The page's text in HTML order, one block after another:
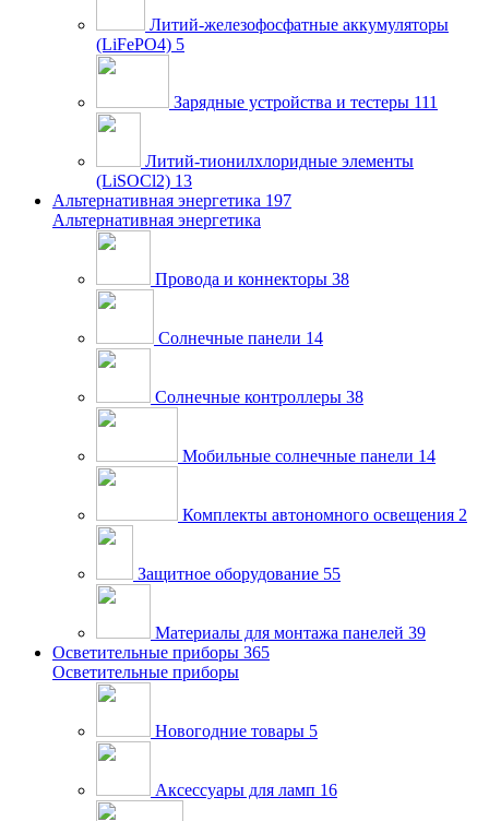
Литий-железофосфатные аккумуляторы
(LiFePO4) 5
Зарядные устройства и тестеры 111
Литий-тионилхлоридные элементы
(LiSOCl2) 13
Альтернативная энергетика 197
Альтернативная энергетика
Провода и коннекторы 38
Солнечные панели 14
Солнечные контроллеры 38
Мобильные солнечные панели 14
Комплекты автономного освещения 2
Защитное оборудование 55
Материалы для монтажа панелей 39
Осветительные приборы 365
Осветительные приборы
Новогодние товары 5
Аксессуары для ламп 16